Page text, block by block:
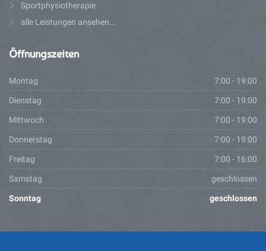
Sportphysiotherapie
alle Leistungen ansehen…
Öffnungszeiten
Montag 7:00 - 19:00
Dienstag 7:00 - 19:00
Mittwoch 7:00 - 19:00
Donnerstag 7:00 - 19:00
Freitag 7:00 - 16:00
Samstag geschlossen
Sonntag geschlossen